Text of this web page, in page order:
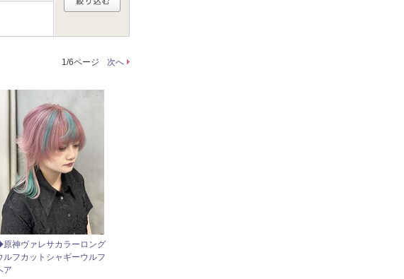
1/6ページ 次へ
神ヴァレサカラーロング
ルフカットシャギーウルフ
ア